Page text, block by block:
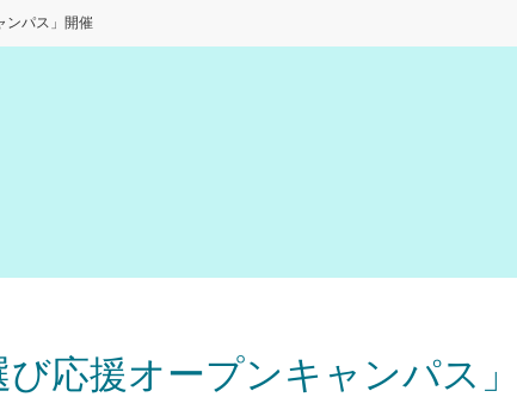
ンパス」開催
び応援オープンキャンパス